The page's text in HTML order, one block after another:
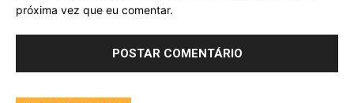
próxima vez que eu comentar.